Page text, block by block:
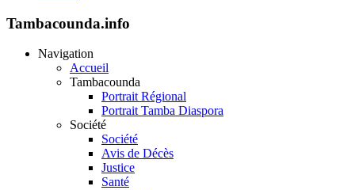
Tambacounda.info
Navigation
Accueil
Tambacounda
Portrait Régional
Portrait Tamba Diaspora
Société
Société
Avis de Décès
Justice
Santé